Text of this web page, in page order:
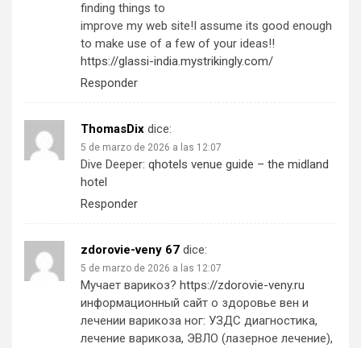
finding things to
improve my web site!I assume its good enough
to make use of a few of your ideas!!
https://glassi-india.mystrikingly.com/
Responder
ThomasDix dice:
5 de marzo de 2026 a las 12:07
Dive Deeper: qhotels venue guide – the midland
hotel
Responder
zdorovie-veny 67 dice:
5 de marzo de 2026 a las 12:07
Мучает варикоз? https://zdorovie-veny.ru
информационный сайт о здоровье вен и
лечении варикоза ног: УЗДС диагностика,
лечение варикоза, ЭВЛО (лазерное лечение),